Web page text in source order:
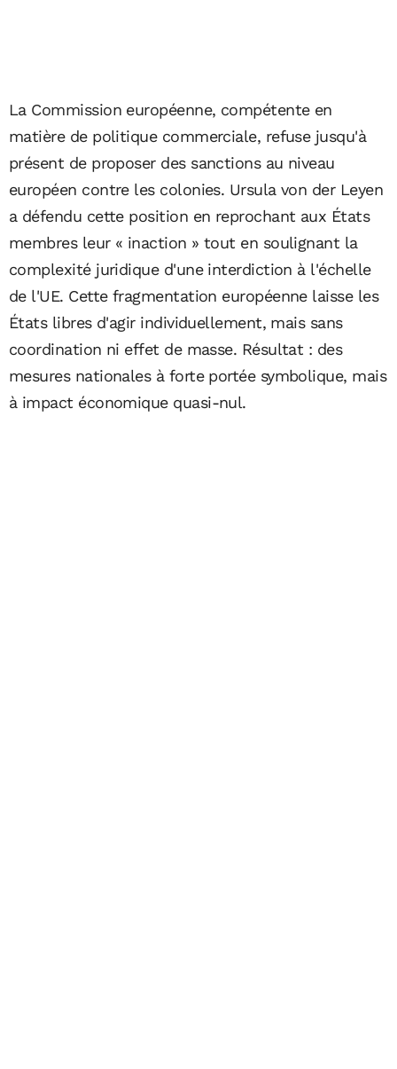
La Commission européenne, compétente en
matière de politique commerciale, refuse jusqu'à
présent de proposer des sanctions au niveau
européen contre les colonies. Ursula von der Leyen
a défendu cette position en reprochant aux États
membres leur « inaction » tout en soulignant la
complexité juridique d'une interdiction à l'échelle
de l'UE. Cette fragmentation européenne laisse les
États libres d'agir individuellement, mais sans
coordination ni effet de masse. Résultat : des
mesures nationales à forte portée symbolique, mais
à impact économique quasi-nul.